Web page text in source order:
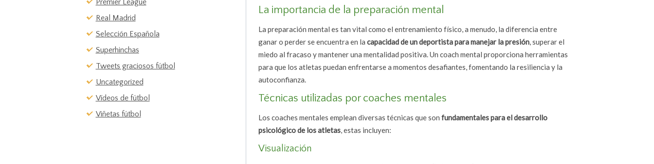
Premier League
Real Madrid
Selección Española
Superhinchas
Tweets graciosos fútbol
Uncategorized
Vídeos de fútbol
Viñetas fútbol
La importancia de la preparación mental
La preparación mental es tan vital como el entrenamiento físico, a menudo, la diferencia entre
ganar o perder se encuentra en la capacidad de un deportista para manejar la presión, superar el
miedo al fracaso y mantener una mentalidad positiva. Un coach mental proporciona herramientas
para que los atletas puedan enfrentarse a momentos desafiantes, fomentando la resiliencia y la
autoconfianza.
Técnicas utilizadas por coaches mentales
Los coaches mentales emplean diversas técnicas que son fundamentales para el desarrollo
psicológico de los atletas, estas incluyen:
Visualización